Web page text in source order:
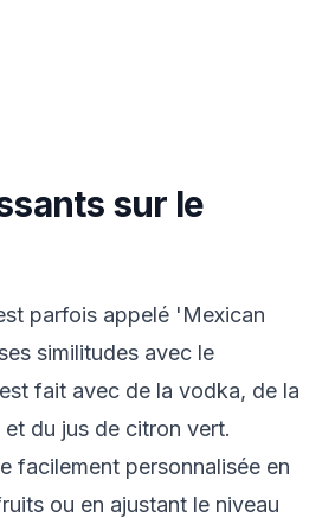
sur le
parfois appelé 'Mexican
similitudes avec le
fait avec de la vodka, de la
du jus de citron vert.
facilement personnalisée en
ou en ajustant le niveau